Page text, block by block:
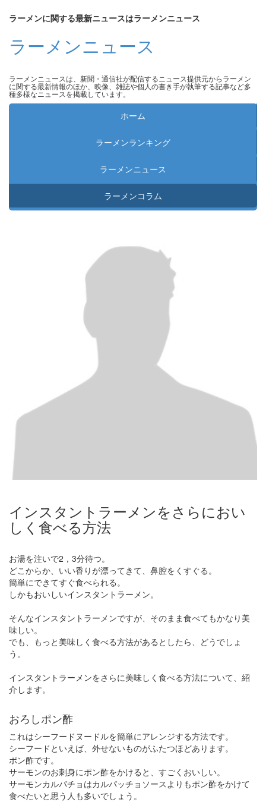
ラーメンに関する最新ニュースはラーメンニュース
ラーメンニュース
ラーメンニュースは、新聞・通信社が配信するニュース提供元からラーメン
に関する最新情報のほか、映像、雑誌や個人の書き手が執筆する記事など多
種多様なニュースを掲載しています。
ホーム
ラーメンランキング
ラーメンニュース
ラーメンコラム
インスタントラーメンをさらにおい
しく食べる方法
お湯を注いで2，3分待つ。
どこからか、いい香りが漂ってきて、鼻腔をくすぐる。
簡単にできてすぐ食べられる。
しかもおいしいインスタントラーメン。
そんなインスタントラーメンですが、そのまま食べてもかなり美
味しい。
でも、もっと美味しく食べる方法があるとしたら、どうでしょ
う。
インスタントラーメンをさらに美味しく食べる方法について、紹
介します。
おろしポン酢
これはシーフードヌードルを簡単にアレンジする方法です。
シーフードといえば、外せないものがふたつほどあります。
ポン酢です。
サーモンのお刺身にポン酢をかけると、すごくおいしい。
サーモンカルパチョはカルパッチョソースよりもポン酢をかけて
食べたいと思う人も多いでしょう。